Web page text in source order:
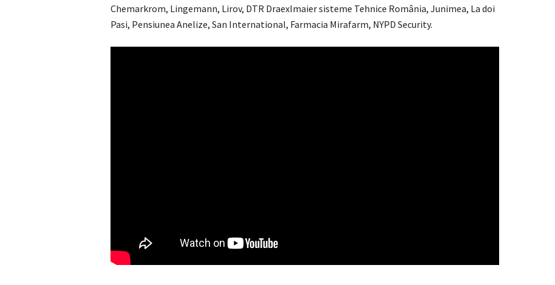
Chemarkrom, Lingemann, Lirov, DTR Draexlmaier sisteme Tehnice România, Junimea, La doi
Pasi, Pensiunea Anelize, San International, Farmacia Mirafarm, NYPD Security.